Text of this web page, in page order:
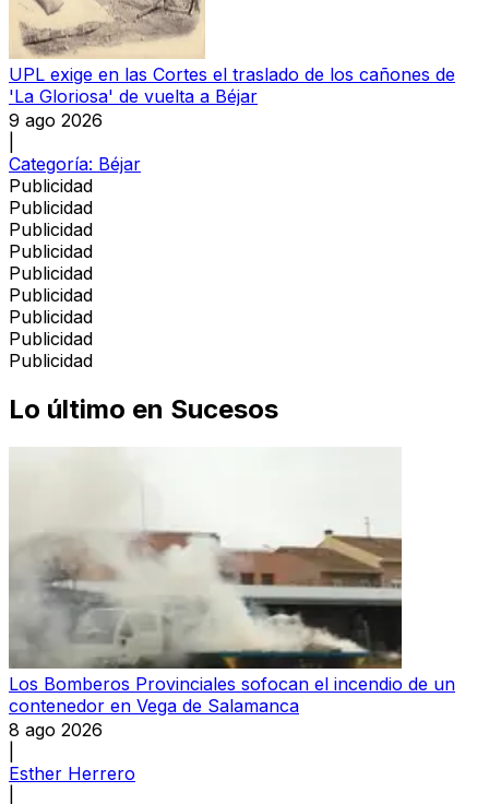
UPL exige en las Cortes el traslado de los cañones de
'La Gloriosa' de vuelta a Béjar
9 ago 2026
Categoría: Béjar
Publicidad
Publicidad
Publicidad
Publicidad
Publicidad
Publicidad
Publicidad
Publicidad
Publicidad
Lo último en Sucesos
Los Bomberos Provinciales sofocan el incendio de un
contenedor en Vega de Salamanca
8 ago 2026
Esther Herrero